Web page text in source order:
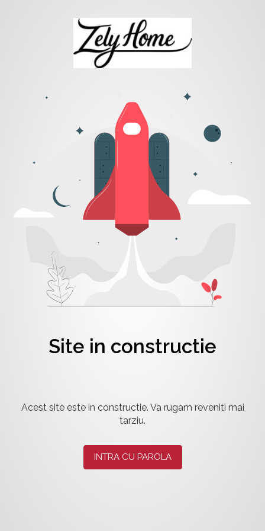
Site in constructie
Acest site este in constructie. Va rugam reveniti mai
tarziu.
INTRA CU PAROLA